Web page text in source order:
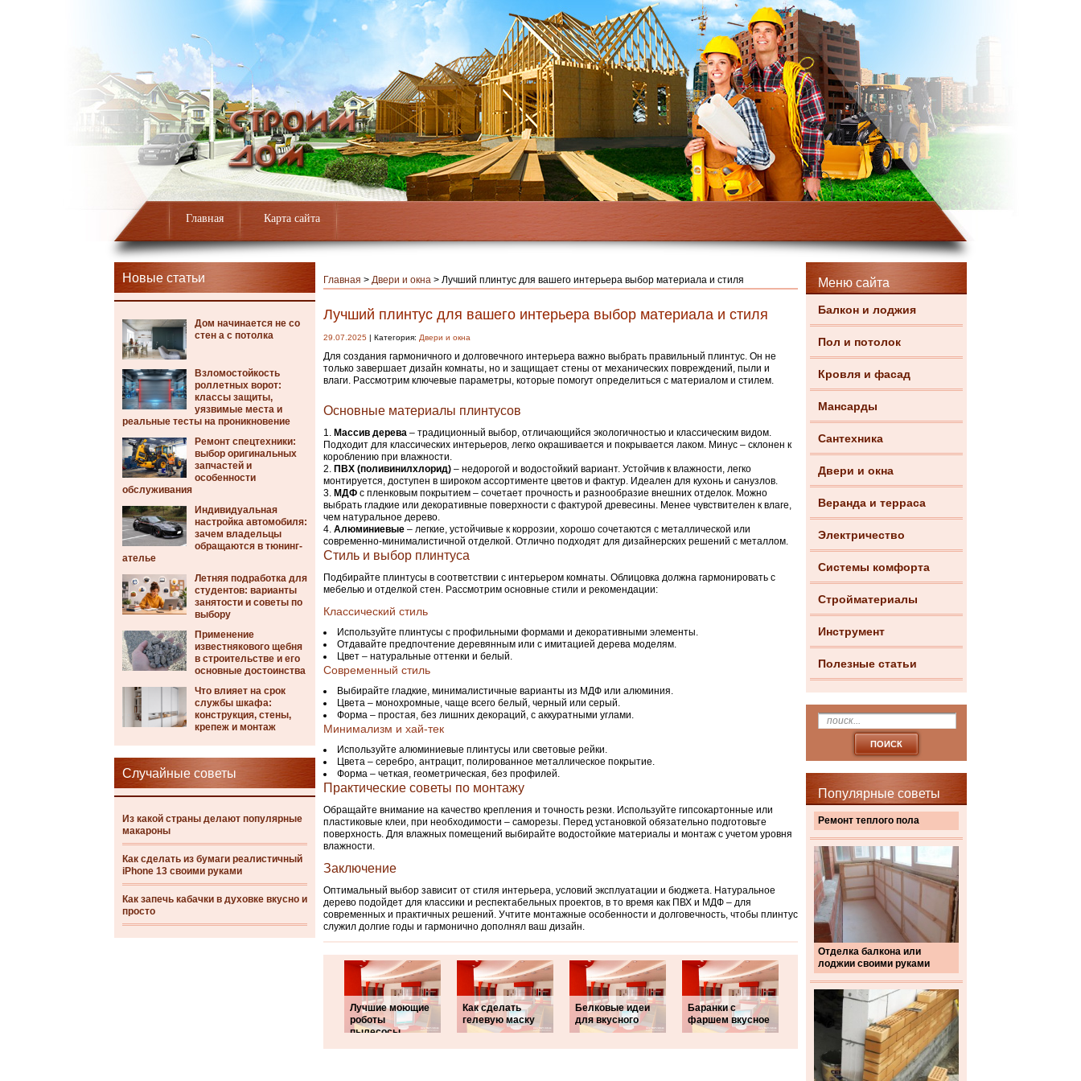
Главная Карта сайта
Новые статьи
Дом начинается не со
стен а с потолка
Взломостойкость
роллетных ворот:
классы защиты,
уязвимые места и
реальные тесты на проникновение
Ремонт спецтехники:
выбор оригинальных
запчастей и
особенности
обслуживания
Индивидуальная
настройка автомобиля:
зачем владельцы
обращаются в тюнинг-
ателье
Летняя подработка для
студентов: варианты
занятости и советы по
выбору
Применение
известнякового щебня
в строительстве и его
основные достоинства
Что влияет на срок
службы шкафа:
конструкция, стены,
крепеж и монтаж
Случайные советы
Из какой страны делают популярные
макароны
Как сделать из бумаги реалистичный
iPhone 13 своими руками
Как запечь кабачки в духовке вкусно и
просто
Меню сайта
Балкон и лоджия
Пол и потолок
Кровля и фасад
Мансарды
Сантехника
Двери и окна
Веранда и терраса
Электричество
Системы комфорта
Стройматериалы
Инструмент
Полезные статьи
Популярные советы
Ремонт теплого пола
Отделка балкона или
лоджии своими руками
Главная > Двери и окна > Лучший плинтус для вашего интерьера выбор материала и стиля
Лучший плинтус для вашего интерьера выбор материала и стиля
29.07.2025 | Категория: Двери и окна
Для создания гармоничного и долговечного интерьера важно выбрать правильный плинтус. Он не
только завершает дизайн комнаты, но и защищает стены от механических повреждений, пыли и
влаги. Рассмотрим ключевые параметры, которые помогут определиться с материалом и стилем.
Основные материалы плинтусов
Массив дерева – традиционный выбор, отличающийся экологичностью и классическим видом.
Подходит для классических интерьеров, легко окрашивается и покрывается лаком. Минус – склонен к
короблению при влажности.
ПВХ (поливинилхлорид) – недорогой и водостойкий вариант. Устойчив к влажности, легко
монтируется, доступен в широком ассортименте цветов и фактур. Идеален для кухонь и санузлов.
МДФ с пленковым покрытием – сочетает прочность и разнообразие внешних отделок. Можно
выбрать гладкие или декоративные поверхности с фактурой древесины. Менее чувствителен к влаге,
чем натуральное дерево.
Алюминиевые – легкие, устойчивые к коррозии, хорошо сочетаются с металлической или
современно-минималистичной отделкой. Отлично подходят для дизайнерских решений с металлом.
Стиль и выбор плинтуса
Подбирайте плинтусы в соответствии с интерьером комнаты. Облицовка должна гармонировать с
мебелью и отделкой стен. Рассмотрим основные стили и рекомендации:
Классический стиль
Используйте плинтусы с профильными формами и декоративными элементы.
Отдавайте предпочтение деревянным или с имитацией дерева моделям.
Цвет – натуральные оттенки и белый.
Современный стиль
Выбирайте гладкие, минималистичные варианты из МДФ или алюминия.
Цвета – монохромные, чаще всего белый, черный или серый.
Форма – простая, без лишних декораций, с аккуратными углами.
Минимализм и хай-тек
Используйте алюминиевые плинтусы или световые рейки.
Цвета – серебро, антрацит, полированное металлическое покрытие.
Форма – четкая, геометрическая, без профилей.
Практические советы по монтажу
Обращайте внимание на качество крепления и точность резки. Используйте гипсокартонные или
пластиковые клеи, при необходимости – саморезы. Перед установкой обязательно подготовьте
поверхность. Для влажных помещений выбирайте водостойкие материалы и монтаж с учетом уровня
влажности.
Заключение
Оптимальный выбор зависит от стиля интерьера, условий эксплуатации и бюджета. Натуральное
дерево подойдет для классики и респектабельных проектов, в то время как ПВХ и МДФ – для
современных и практичных решений. Учтите монтажные особенности и долговечность, чтобы плинтус
служил долгие годы и гармонично дополнял ваш дизайн.
Лучшие моющие
роботы
пылесосы
Как сделать
гелевую маску
Белковые идеи
для вкусного
Баранки с
фаршем вкусное